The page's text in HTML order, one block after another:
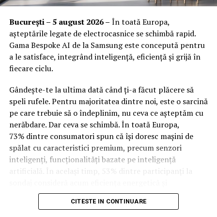
• negocierea corectă a bunurilor comune
• stabilirea contribuției la cheltuielile pentru copii
• obținerea unei custodii echitabile
• apărarea drepturilor patrimoniale și personale
Profesionalismul se reflectă în capacitatea avocatului de
gestionat cu claritate și demnitate.
Onestitate și transparență
Un avocat bun nu promite imposibilul, ci explică realist
ce se poate obține.
Transparența privind costurile, durata procesului și
etapele procedurale este esențială pentru o colaborare
ascunse sau costuri neprevăzute.
Orange Shop Park Lake (12:00 – 20:00)
Incepand cu luni, 3.08, batarile pot fi comandate si prin
aplicatia WOLT.
Vineri, 7 august: 10:00 – 13:00
Ridicarea bratarilor inainte de festival se poate face
exclusiv de catre detinatorii de abonamente sau invitatii
de tip full pass.
Accesul in festival
București – 5 august 2026 – În toată Europa,
așteptările legate de electrocasnice se schimbă rapid.
Gama Bespoke AI de la Samsung este concepută pentru
a le satisface, integrând inteligență, eficiență și grijă în
fiecare ciclu.
Gândește-te la ultima dată când ți-a făcut plăcere să
speli rufele. Pentru majoritatea dintre noi, este o sarcină
pe care trebuie să o îndeplinim, nu ceva ce așteptăm cu
nerăbdare. Dar ceva se schimbă. În toată Europa,
73% dintre consumatori spun că își doresc mașini de
spălat cu caracteristici premium, precum senzori
inteligenți, funcționalități bazate pe inteligență
artificială. În același timp, 53% dintre participanți la
optimizarea bazată pe inteligență artificială drept
factori-cheie în alegerea electrocasnicelor. Cererea
CITESTE IN CONTINUARE